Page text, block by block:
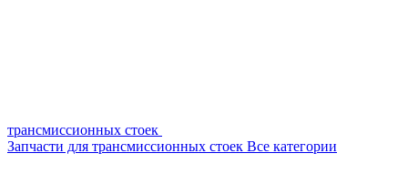
трансмиссионных стоек
Запчасти для трансмиссионных стоек Все категории